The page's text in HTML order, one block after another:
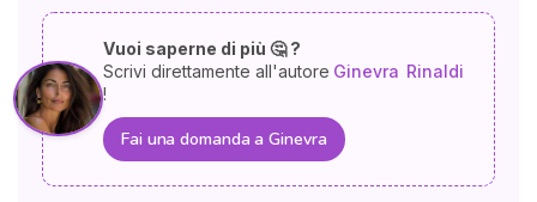
Vuoi saperne di più 🤔 ?
Scrivi direttamente all'autore Ginevra Rinaldi
!
Fai una domanda a Ginevra